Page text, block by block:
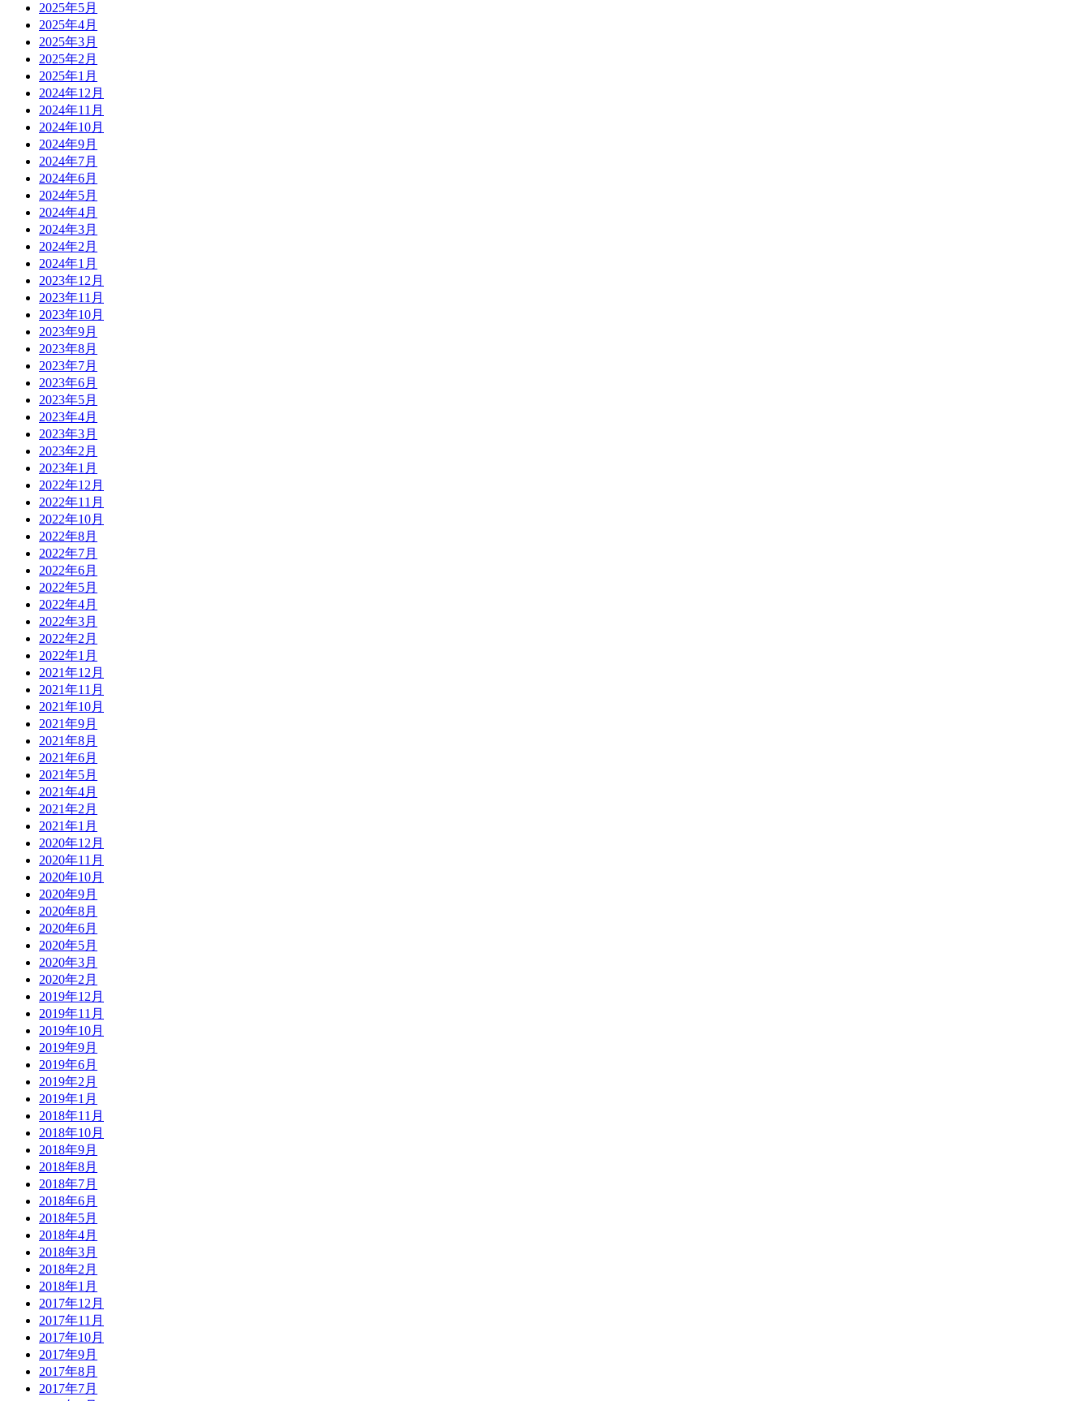
2025年5月
2025年4月
2025年3月
2025年2月
2025年1月
2024年12月
2024年11月
2024年10月
2024年9月
2024年7月
2024年6月
2024年5月
2024年4月
2024年3月
2024年2月
2024年1月
2023年12月
2023年11月
2023年10月
2023年9月
2023年8月
2023年7月
2023年6月
2023年5月
2023年4月
2023年3月
2023年2月
2023年1月
2022年12月
2022年11月
2022年10月
2022年8月
2022年7月
2022年6月
2022年5月
2022年4月
2022年3月
2022年2月
2022年1月
2021年12月
2021年11月
2021年10月
2021年9月
2021年8月
2021年6月
2021年5月
2021年4月
2021年2月
2021年1月
2020年12月
2020年11月
2020年10月
2020年9月
2020年8月
2020年6月
2020年5月
2020年3月
2020年2月
2019年12月
2019年11月
2019年10月
2019年9月
2019年6月
2019年2月
2019年1月
2018年11月
2018年10月
2018年9月
2018年8月
2018年7月
2018年6月
2018年5月
2018年4月
2018年3月
2018年2月
2018年1月
2017年12月
2017年11月
2017年10月
2017年9月
2017年8月
2017年7月